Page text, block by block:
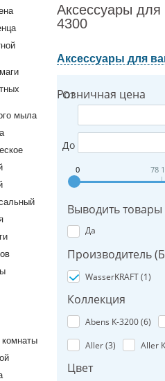
мыла
комнаты
Аксессуары
4300
Аксессуары для
Розничная цена
От
До
0 78
Выводить
Да
Производитель
WasserKRAFT (1)
Коллекция
Abens K-3200 (6)
Aller (3) Aller
Цвет